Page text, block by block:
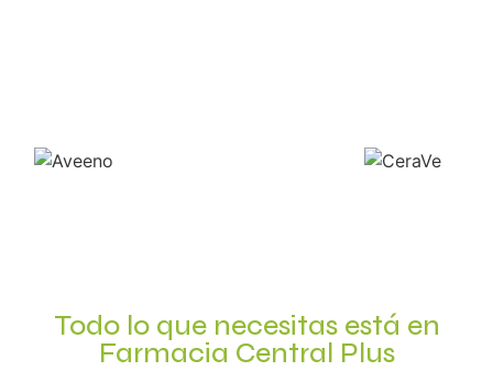
Todo lo que necesitas está en
Farmacia Central Plus